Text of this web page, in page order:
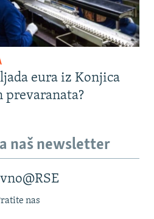
eura iz Konjica
prevaranata?
naš newsletter
nas